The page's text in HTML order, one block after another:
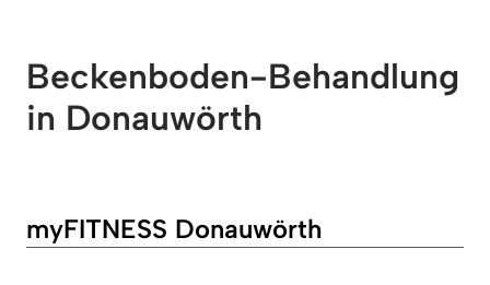
Beckenboden-Behandlung
in Donauwörth
myFITNESS Donauwörth